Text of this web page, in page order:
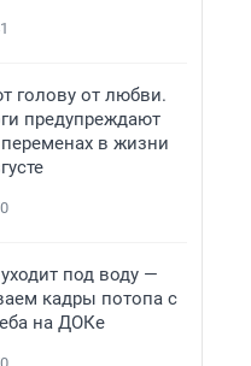
голову от любви.
предупреждают
в жизни
под воду —
кадры потопа с
на ДОКе